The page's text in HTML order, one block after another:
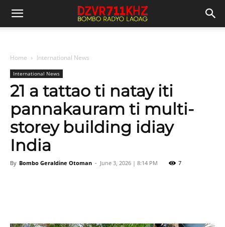
Home International News
International News
21 a tattao ti natay iti
pannakauram ti multi-
storey building idiay
India
By Bombo Geraldine Otoman - June 3, 2026 | 8:14 PM 7